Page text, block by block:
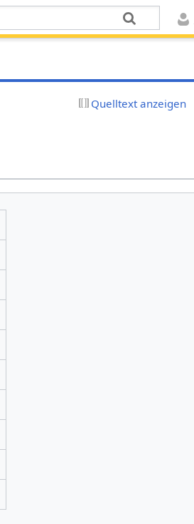
Quelltext anzeigen